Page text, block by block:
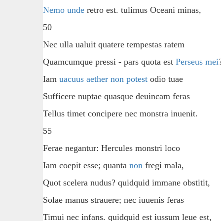
Nemo unde retro est. tulimus Oceani minas,
50
Nec ulla ualuit quatere tempestas ratem
Quamcumque pressi - pars quota est Perseus mei
Iam uacuus aether non potest odio tuae
Sufficere nuptae quasque deuincam feras
Tellus timet concipere nec monstra inuenit.
55
Ferae negantur: Hercules monstri loco
Iam coepit esse; quanta non fregi mala,
Quot scelera nudus? quidquid immane obstitit,
Solae manus strauere; nec iuuenis feras
Timui nec infans. quidquid est iussum leue est,